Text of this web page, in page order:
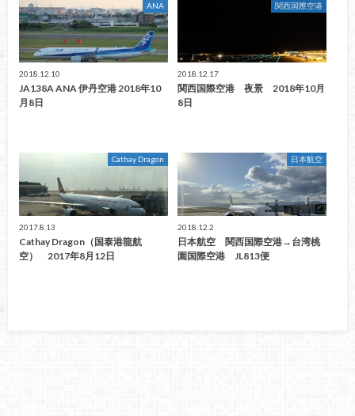
ANA
2018.12.10
JA138A ANA 伊丹空港 2018年10
月8日
関西国際空港
2018.12.17
関西国際空港 夜景 2018年10月
8日
Cathay Dragon
2017.8.13
Cathay Dragon（国泰港龍航
空） 2017年8月12日
日本航空
2018.12.2
日本航空 関西国際空港→台湾桃
園国際空港 JL813便